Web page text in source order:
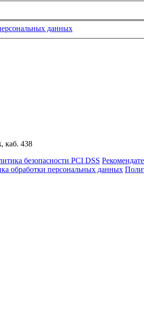
данных
каб. 438
безопасности PCI DSS
обработки персональных данных